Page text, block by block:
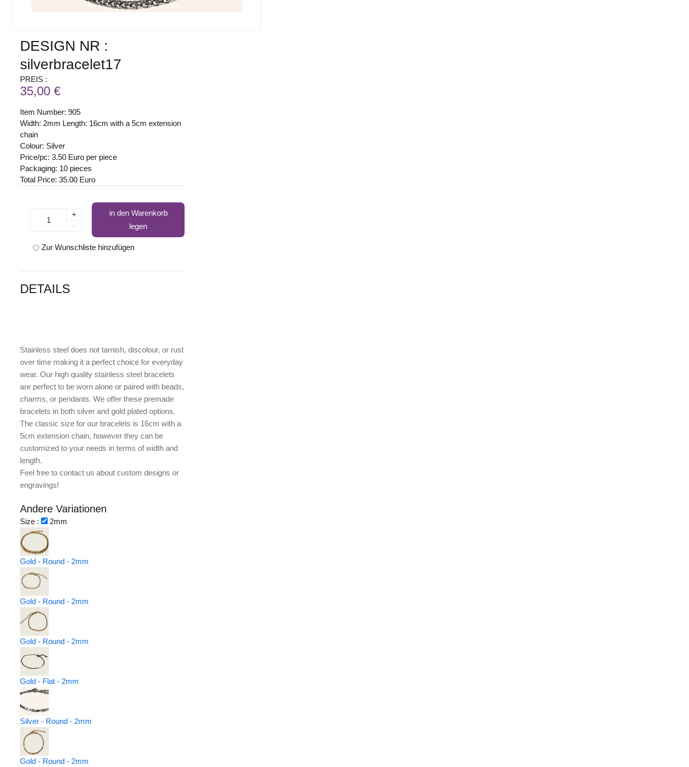
DESIGN NR :
silverbracelet17
PREIS :
35,00 €
Item Number: 905
Width: 2mm Length: 16cm with a 5cm extension
chain
Colour: Silver
Price/pc: 3.50 Euro per piece
Packaging: 10 pieces
Total Price: 35.00 Euro
+
-
in den Warenkorb
legen
Zur Wunschliste hinzufügen
DETAILS
Stainless steel does not tarnish, discolour, or rust
over time making it a perfect choice for everyday
wear. Our high quality stainless steel bracelets
are perfect to be worn alone or paired with beads,
charms, or pendants. We offer these premade
bracelets in both silver and gold plated options.
The classic size for our bracelets is 16cm with a
5cm extension chain, however they can be
customized to your needs in terms of width and
length.
Feel free to contact us about custom designs or
engravings!
Andere Variationen
Size : 2mm
Gold - Round - 2mm
Gold - Round - 2mm
Gold - Round - 2mm
Gold - Flat - 2mm
Silver - Round - 2mm
Gold - Round - 2mm